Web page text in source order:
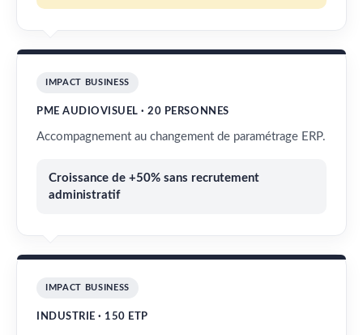
IMPACT BUSINESS
PME AUDIOVISUEL · 20 PERSONNES
Accompagnement au changement de paramétrage ERP.
Croissance de +50% sans recrutement
administratif
IMPACT BUSINESS
INDUSTRIE · 150 ETP